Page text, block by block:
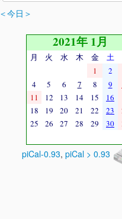
＜今日＞
2021年 1月
月 火 水 木 金 土
1
2
4
5 6 7 8 9
11
12 13 14 15 16
18
19 20 21 22 23
25
26 27 28 29 30
piCal-0.93, piCal > 0.93